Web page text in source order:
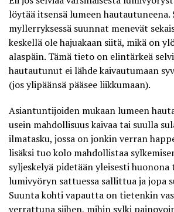
löytää itsensä lumeen hautautuneena.
myllerryksessä suunnat menevät
keskellä ole hajuakaan siitä, mikä on
alaspäin. Tämä tieto on elintärkeä
hautautunut ei lähde kaivautumaan
(jos ylipäänsä pääsee liikkumaan).
Asiantuntijoiden mukaan lumeen
usein mahdollisuus kaivaa tai suulla
ilmatasku, jossa on jonkin verran
lisäksi tuo kolo mahdollistaa
syljeskelyä pidetään yleisesti huonona
lumivyöryn sattuessa sallittua ja jopa
Suunta kohti vapautta on tietenkin
verrattuna siihen, mihin sylki